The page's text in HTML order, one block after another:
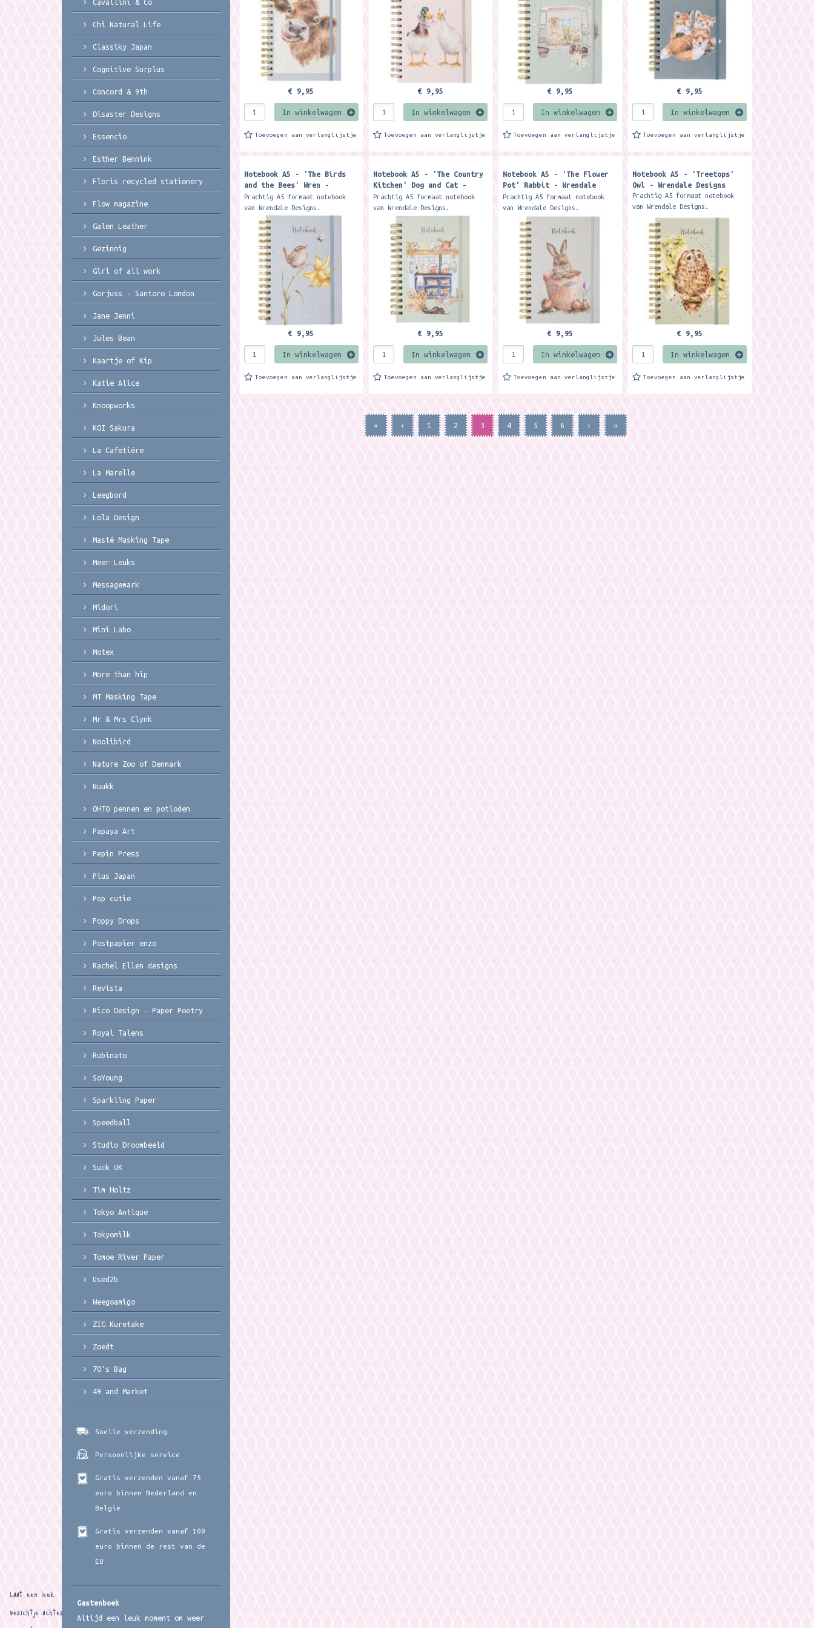
illustratie...
€ 9,95
In winkelwagen
Toevoegen aan verlanglijstje
illustratie...
€ 9,95
In winkelwagen
Toevoegen aan verlanglijstje
illustratie...
€ 9,95
In winkelwagen
Toevoegen aan verlanglijstje
illustratie...
€ 9,95
In winkelwagen
Toevoegen aan verlanglijstje
Notebook A5 - 'The Birds
and the Bees' Wren -
Wrendale Designs
Prachtig A5 formaat notebook
van Wrendale Designs.
Spiraalgebonden met ongeveer 90
pagina's en harde kaft Met op
iedere pagina een
illustratie...
€ 9,95
In winkelwagen
Toevoegen aan verlanglijstje
Notebook A5 - 'The Country
Kitchen' Dog and Cat -
Wrendale Designs
Prachtig A5 formaat notebook
van Wrendale Designs.
Spiraalgebonden met ongeveer 90
pagina's en harde kaft Met op
iedere pagina een
illustratie...
€ 9,95
In winkelwagen
Toevoegen aan verlanglijstje
Notebook A5 - 'The Flower
Pot' Rabbit - Wrendale
Designs
Prachtig A5 formaat notebook
van Wrendale Designs.
Spiraalgebonden met ongeveer 90
pagina's en harde kaft Met op
iedere pagina een
illustratie...
€ 9,95
In winkelwagen
Toevoegen aan verlanglijstje
Notebook A5 - 'Treetops'
Owl - Wrendale Designs
Prachtig A5 formaat notebook
van Wrendale Designs.
Spiraalgebonden met ongeveer 90
pagina's en harde kaft Met op
iedere pagina een
illustratie...
€ 9,95
In winkelwagen
Toevoegen aan verlanglijstje
« ‹ 1 2 3 4 5 6 › »
Cavallini & Co
Chi Natural Life
Classiky Japan
Cognitive Surplus
Concord & 9th
Disaster Designs
Essencio
Esther Bennink
Floris recycled stationery
Flow magazine
Galen Leather
Gezinnig
Girl of all work
Gorjuss - Santoro London
Jane Jenni
Jules Bean
Kaartje of Kip
Katie Alice
Knoopworks
KOI Sakura
La Cafetiére
La Marelle
Leegbord
Lola Design
Masté Masking Tape
Meer Leuks
Messagemark
Midori
Mini Labo
Motex
More than hip
MT Masking Tape
Mr & Mrs Clynk
Noolibird
Nature Zoo of Denmark
Nuukk
OHTO pennen en potloden
Papaya Art
Pepin Press
Plus Japan
Pop cutie
Poppy Drops
Postpapier enzo
Rachel Ellen designs
Revista
Rico Design - Paper Poetry
Royal Talens
Rubinato
SoYoung
Sparkling Paper
Speedball
Studio Droombeeld
Suck UK
Tim Holtz
Tokyo Antique
Tokyomilk
Tomoe River Paper
Used2b
Weegoamigo
ZIG Kuretake
Zoedt
70's Bag
49 and Market
Snelle verzending
Persoonlijke service
Gratis verzenden vanaf 75
euro binnen Nederland en
België
Gratis verzenden vanaf 100
euro binnen de rest van de
EU
Gastenboek
Altijd een leuk moment om weer
Laat een leuk
berichtje achter